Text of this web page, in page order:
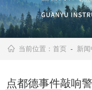
当前位置：首页 - 新
点都德事件敲响